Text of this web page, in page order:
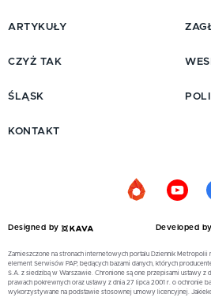
ARTYKUŁY
CZYŻ TAK
ŚLĄSK
KONTAKT
Designed by Developed
Zamieszczone na stronach internetowych portalu Dziennik Metropolii
element Serwisów PAP, będących bazami danych, których
S.A. z siedzibą w Warszawie. Chronione są one przepisami ustawy z
prawach pokrewnych oraz ustawy z dnia 27 lipca 2001 r. o ochronie
wykorzystywane na podstawie stosownej umowy licencyjnej.